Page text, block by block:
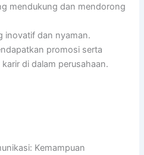
mendukung dan mendorong
inovatif dan nyaman.
promosi serta
di dalam perusahaan.
Kemampuan